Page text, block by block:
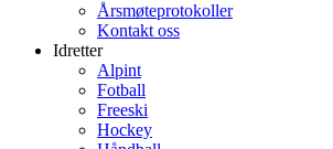
Årsmøteprotokoller
Kontakt oss
Idretter
Alpint
Fotball
Freeski
Hockey